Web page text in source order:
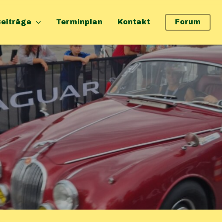
Terminplan Kontakt Forum